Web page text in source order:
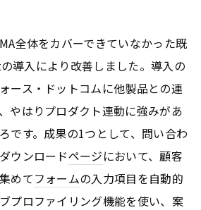
全体をカバーできていなかった既
導入により改善しました。導入の
ース・ドットコムに他製品との連
やはりプロダクト連動に強みがあ
です。成果の1つとして、問い合わ
ウンロードページにおいて、顧客
めてフォームの入力項目を自動的
プロファイリング機能を使い、案